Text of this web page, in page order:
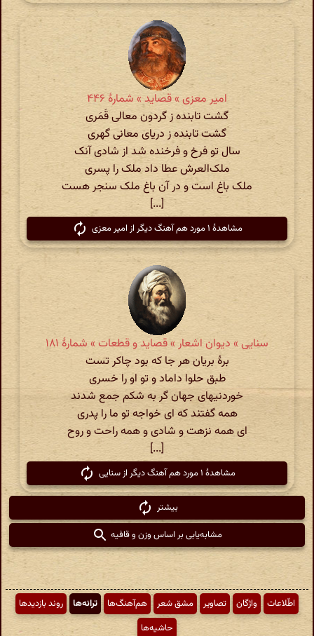
امیر معزی » قصاید » شمارهٔ ۴۴۶
گشت تابنده ز گردون معالی قَمَری
گشت تابنده ز دریای معانی گهری
سال تو فرخ و فرخنده شد از شادی آنک
ملک‌العرش عطا داد ملک را پسری
ملک باغ‌ است و در آن باغ‌ ملک سنجر هست
[...]
مشاهدهٔ ۱ مورد هم آهنگ دیگر از امیر معزی
سنایی » دیوان اشعار » قصاید و قطعات » شمارهٔ ۱۸۱
برهٔ بریان هر جا که بود چاکر تست
طبق حلوا داماد و تو او را خسری
خوردنیهای جهان گر به شکم جمع شدند
همه گفتند که ای خواجه تو ما را پدری
ای همه نزهت و شادی و همه راحت و روح
[...]
مشاهدهٔ ۱ مورد هم آهنگ دیگر از سنایی
بیشتر
مشابه‌یابی بر اساس وزن و قافیه
اطّلاعات واژگان تصاویر مشق شعر هم‌آهنگ‌ها ترانه‌ها
روند بازدیدها
حاشیه‌ها